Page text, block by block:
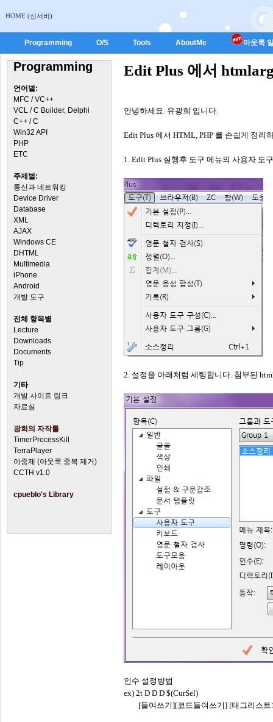
HOME (신서버)
Programming O/S Tools AboutMe 아웃룩
Programming
언어별:
MFC / VC++
VCL / C Builder, Delphi
C++ / C
Win32 API
PHP
ETC
주제별:
통신과 네트워킹
Device Driver
Database
XML
AJAX
Windows CE
DHTML
Multimedia
iPhone
Android
개발 도구
전체 항목별
Lecture
Downloads
Documents
Tip
기타
개발 사이트 링크
자료실
광희의 자작툴
TimerProcessKill
TerraPlayer
아중제 (아웃룩 중복 제거)
CCTH v1.0
cpueblo's Library
Edit Plus 에서
안녕하세요. 유광희 입니다.
Edit Plus 에서 HTML, PHP 를 손쉽게 정리
1. Edit Plus 실행후 도구 메뉴의 사용자 도
2. 설정을 아래처럼 세팅합니다. 첨부된
인수 설정방법
ex) 2t D D D $(CurSel)
[들여쓰기][코드들여쓰기] [태그리스